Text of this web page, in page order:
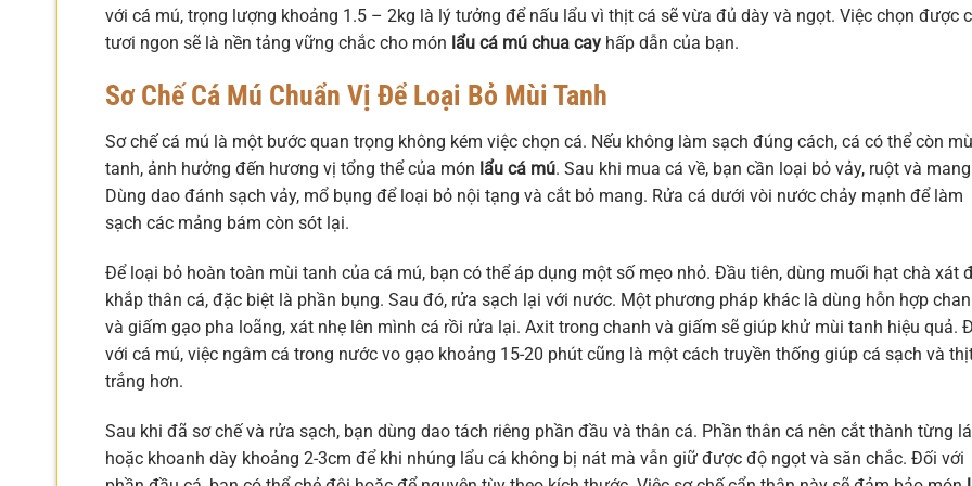
với cá mú, trọng lượng khoảng 1.5 – 2kg là lý tưởng để nấu lẩu vì thịt cá sẽ vừa đủ dày và ngọt. Việc chọn được
tươi ngon sẽ là nền tảng vững chắc cho món lẩu cá mú chua cay hấp dẫn của bạn.
Sơ Chế Cá Mú Chuẩn Vị Để Loại Bỏ Mùi Tanh
Sơ chế cá mú là một bước quan trọng không kém việc chọn cá. Nếu không làm sạch đúng cách, cá có thể còn
tanh, ảnh hưởng đến hương vị tổng thể của món lẩu cá mú. Sau khi mua cá về, bạn cần loại bỏ vảy, ruột và
Dùng dao đánh sạch vảy, mổ bụng để loại bỏ nội tạng và cắt bỏ mang. Rửa cá dưới vòi nước chảy mạnh để làm
sạch các mảng bám còn sót lại.
Để loại bỏ hoàn toàn mùi tanh của cá mú, bạn có thể áp dụng một số mẹo nhỏ. Đầu tiên, dùng muối hạt chà xát
khắp thân cá, đặc biệt là phần bụng. Sau đó, rửa sạch lại với nước. Một phương pháp khác là dùng hỗn hợp
và giấm gạo pha loãng, xát nhẹ lên mình cá rồi rửa lại. Axit trong chanh và giấm sẽ giúp khử mùi tanh hiệu quả.
với cá mú, việc ngâm cá trong nước vo gạo khoảng 15-20 phút cũng là một cách truyền thống giúp cá sạch và
trắng hơn.
Sau khi đã sơ chế và rửa sạch, bạn dùng dao tách riêng phần đầu và thân cá. Phần thân cá nên cắt thành từng
hoặc khoanh dày khoảng 2-3cm để khi nhúng lẩu cá không bị nát mà vẫn giữ được độ ngọt và săn chắc. Đối với